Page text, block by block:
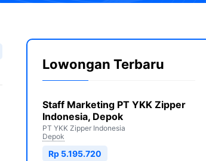
Lowongan Terbaru
Staff Marketing PT YKK Zipper
Indonesia, Depok
PT YKK Zipper Indonesia
Depok
Rp 5.195.720